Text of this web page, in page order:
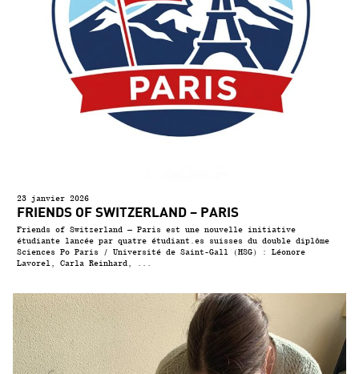
23 janvier 2026
FRIENDS OF SWITZERLAND – PARIS
Friends of Switzerland – Paris est une nouvelle initiative
étudiante lancée par quatre étudiant.es suisses du double diplôme
Sciences Po Paris / Université de Saint-Gall (HSG) : Léonore
Lavorel, Carla Reinhard, ...